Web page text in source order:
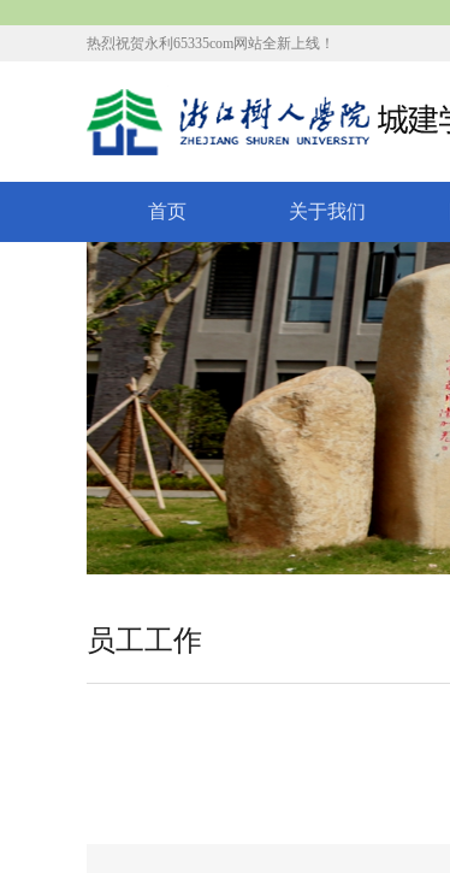
热烈祝贺永利65335com网站全新上线！
首页 关于我们
员工工作